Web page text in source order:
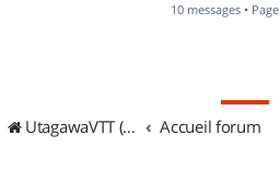
10 messages • Page
UtagawaVTT (Randos VTT et VTTAE avec traces GPS) Accueil forum